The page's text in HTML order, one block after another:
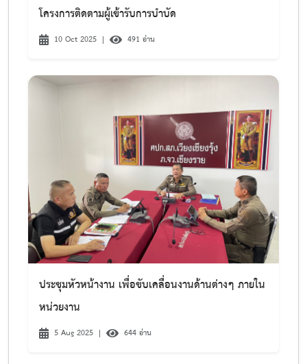
โครงการติดตามผู้เข้ารับการบำบัด
10 Oct 2025 | 491 อ่าน
ประชุมหัวหน้างาน เพื่อขับเคลื่อนงานด้านต่างๆ ภายใน
หน่วยงาน
5 Aug 2025 | 644 อ่าน